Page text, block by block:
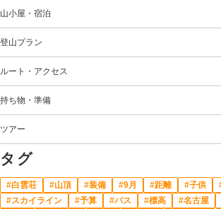
山小屋・宿泊
登山プラン
ルート・アクセス
持ち物・準備
ツアー
タグ
白雲荘 山頂 装備 9月 距離 子供
スカイライン
予算 バス 標高 名古屋